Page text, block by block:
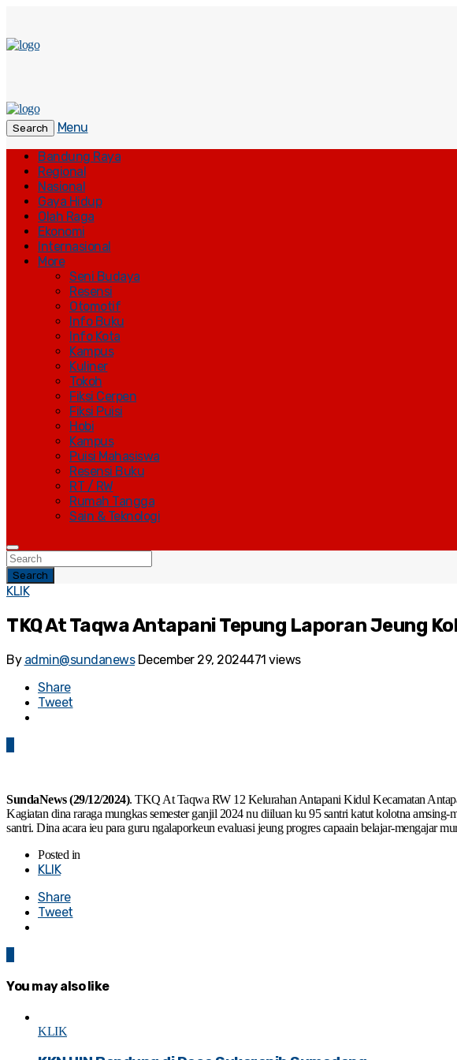
Search
Menu
Bandung Raya
Regional
Nasional
Gaya Hidup
Olah Raga
Ekonomi
Internasional
More
Seni Budaya
Resensi
Otomotif
Info Buku
Info Kota
Kampus
Kuliner
Tokoh
Fiksi Cerpen
Fiksi Puisi
Hobi
Kampus
Puisi Mahasiswa
Resensi Buku
RT / RW
Rumah Tangga
Sain & Teknologi
Search
KLIK
TKQ At Taqwa Antapani Tepung Laporan Jeung
By admin@sundanews December 29, 2024471 views
Share
Tweet
SundaNews (29/12/2024). TKQ At Taqwa RW 12 Kelurahan Antapani Kidul Kecamatan
Kagiatan dina raraga mungkas semester ganjil 2024 nu diiluan ku 95 santri katut kolotna
santri. Dina acara ieu para guru ngalaporkeun evaluasi jeung progres capaain belajar-mengajar
Posted in
KLIK
Share
Tweet
You may also like
KLIK